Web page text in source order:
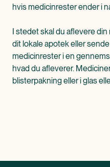
hvis medicinrester ender i
I stedet skal du aflevere
dit lokale apotek eller
medicinrester i en
hvad du afleverer.
blisterpakning eller i glas